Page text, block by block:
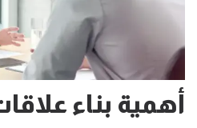
أهمية بناء